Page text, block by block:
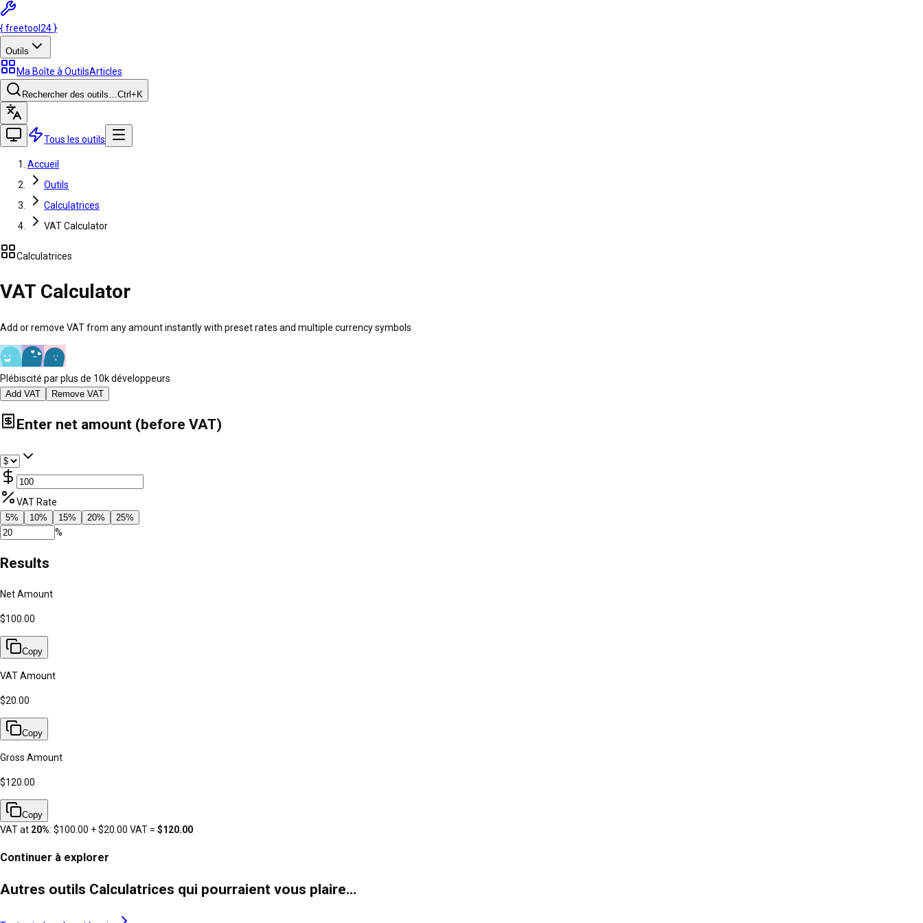
{freetool 24 }
Outils
Ma Boîte à OutilsArticles
Rechercher des outils…Ctrl +K
Tous les outils
Accueil
Outils
Calculatrices
VAT Calculator
Calculatrices
VAT Calculator
Add or remove VAT from any amount instantly with preset rates and multiple currency symbols
Plébiscité par plus de 10k développeurs
Add VAT Remove VAT
Enter net amount (before VAT)
VAT Rate
5% 10% 15% 20% 25%
%
Results
Net Amount
$100.00
Copy
VAT Amount
$20.00
Copy
Gross Amount
$120.00
Copy
VAT at 20%: $100.00 +$20.00 VAT = $120.00
Continuer à explorer
Autres outils Calculatrices qui pourraient vous plaire…